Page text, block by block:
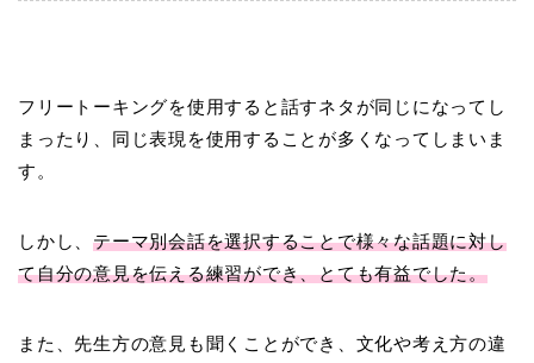
フリートーキングを使用すると話すネタが同じになってし
まったり、同じ表現を使用することが多くなってしまいま
す。
しかし、テーマ別会話を選択することで様々な話題に対し
て自分の意見を伝える練習ができ、とても有益でした。
また、先生方の意見も聞くことができ、文化や考え方の違